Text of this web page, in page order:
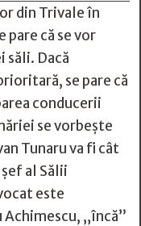
din Trivale în
că se vor
săli. Dacă
se pare că
conducerii
se vorbește
Tunaru va fi cât
al Sălii
este
„încă”